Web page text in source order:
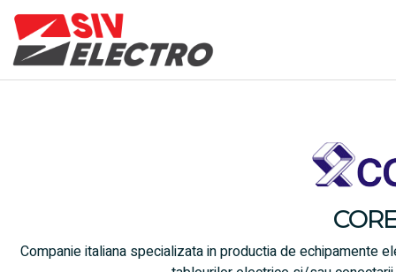
Companie italiana specializata in productia de echipamente